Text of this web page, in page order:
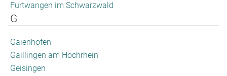
Furtwangen im Schwarzwald
G
Gaienhofen
Gaillingen am Hochrhein
Geisingen